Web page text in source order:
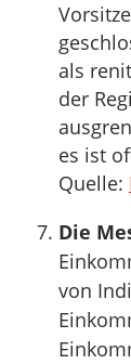
als
der
es ist
Quelle:
Die
von